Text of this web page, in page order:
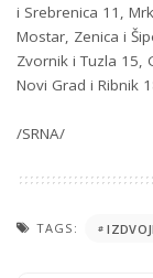
i Srebrenica 11,
Mostar, Zenica i
Zvornik i Tuzla 15,
Novi Grad i Ribnik
/SRNA/
TAGS: